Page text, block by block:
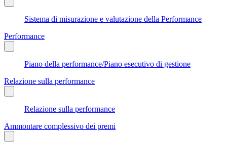
Sistema di misurazione e valutazione della Performance
Performance
Piano della performance/Piano esecutivo di gestione
Relazione sulla performance
Relazione sulla performance
Ammontare complessivo dei premi